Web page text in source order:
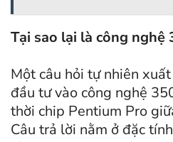
Tại sao lại là công nghệ
Một câu hỏi tự nhiên
đầu tư vào công nghệ
thời chip Pentium Pro
Câu trả lời nằm ở đặc